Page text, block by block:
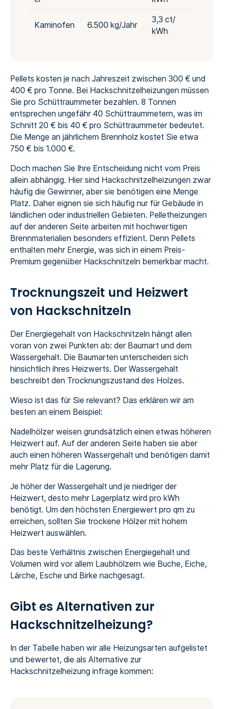
Kaminofen 6.500 kg/Jahr
3,3 ct/
kWh
Pellets kosten je nach Jahreszeit zwischen 300 € und
400 € pro Tonne. Bei Hackschnitzelheizungen müssen
Sie pro Schüttraummeter bezahlen. 8 Tonnen
entsprechen ungefähr 40 Schüttraummetern, was im
Schnitt 20 € bis 40 € pro Schüttraummeter bedeutet.
Die Menge an jährlichem Brennholz kostet Sie etwa
750 € bis 1.000 €.
Doch machen Sie Ihre Entscheidung nicht vom Preis
allein abhängig. Hier sind Hackschnitzelheizungen zwar
häufig die Gewinner, aber sie benötigen eine Menge
Platz. Daher eignen sie sich häufig nur für Gebäude in
ländlichen oder industriellen Gebieten. Pelletheizungen
auf der anderen Seite arbeiten mit hochwertigen
Brennmaterialien besonders effizient. Denn Pellets
enthalten mehr Energie, was sich in einem Preis-
Premium gegenüber Hackschnitzeln bemerkbar macht.
Trocknungszeit und Heizwert
von Hackschnitzeln
Der Energiegehalt von Hackschnitzeln hängt allen
voran von zwei Punkten ab: der Baumart und dem
Wassergehalt. Die Baumarten unterscheiden sich
hinsichtlich ihres Heizwerts. Der Wassergehalt
beschreibt den Trocknungszustand des Holzes.
Wieso ist das für Sie relevant? Das erklären wir am
besten an einem Beispiel:
Nadelhölzer weisen grundsätzlich einen etwas höheren
Heizwert auf. Auf der anderen Seite haben sie aber
auch einen höheren Wassergehalt und benötigen damit
mehr Platz für die Lagerung.
Je höher der Wassergehalt und je niedriger der
Heizwert, desto mehr Lagerplatz wird pro kWh
benötigt. Um den höchsten Energiewert pro qm zu
erreichen, sollten Sie trockene Hölzer mit hohem
Heizwert auswählen.
Das beste Verhältnis zwischen Energiegehalt und
Volumen wird vor allem Laubhölzern wie Buche, Eiche,
Lärche, Esche und Birke nachgesagt.
Gibt es Alternativen zur
Hackschnitzelheizung?
In der Tabelle haben wir alle Heizungsarten aufgelistet
und bewertet, die als Alternative zur
Hackschnitzelheizung infrage kommen: